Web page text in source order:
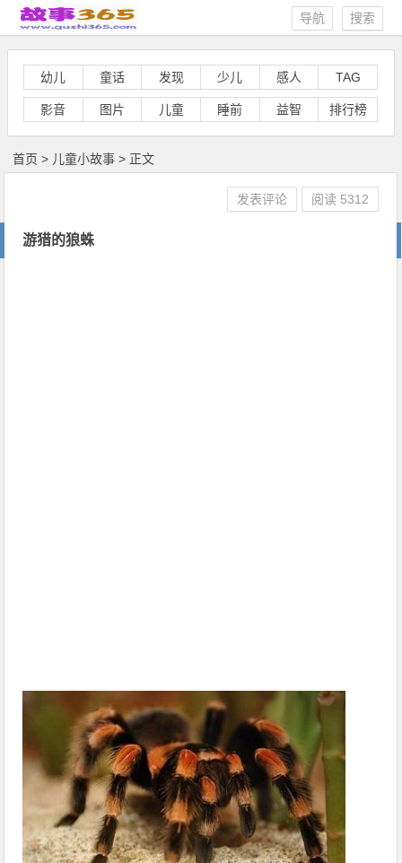
搜索
导航
幼儿 童话 发现 少儿 感人 TAG
影音 图片 儿童 睡前 益智 排行榜
首页 > 儿童小故事 > 正文
游猎的狼蛛
发表评论 阅读 5312